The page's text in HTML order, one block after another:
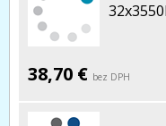
38,70 € bez DPH